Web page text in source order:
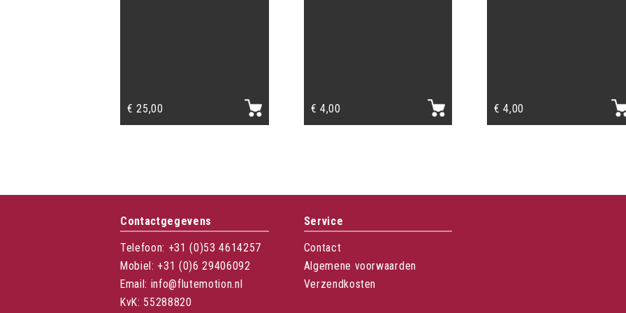
€ 25,00 € 4,00 € 4,00
Contactgegevens
Telefoon: +31 (0)53 4614257
Mobiel: +31 (0)6 29406092
Email: info@flutemotion.nl
KvK: 55288820
Service
Contact
Algemene voorwaarden
Verzendkosten